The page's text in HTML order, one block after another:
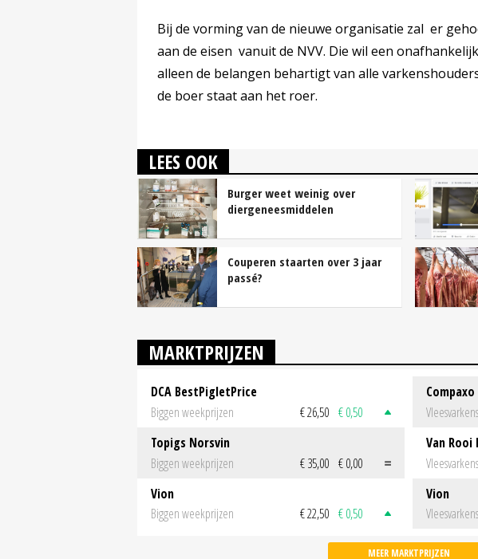
Bij de vorming van de nieuwe organisatie zal er
aan de eisen vanuit de NVV. Die wil een
alleen de belangen behartigt van alle
de boer staat aan het roer.
LEES OOK
Burger weet weinig over
diergeneesmiddelen
Couperen staarten over 3 jaar
passé?
MARKTPRIJZEN
DCA BestPigletPrice
Biggen weekprijzen
€ 26,50 € 0,50
Topigs Norsvin
Biggen weekprijzen
€ 35,00 € 0,00
Vion
Biggen weekprijzen
€ 22,50 € 0,50
Compaxo
Vleesvarkens
Van Rooi
Vleesvarkens
Vion
Vleesvarkens
MEER MARKTPRIJZEN